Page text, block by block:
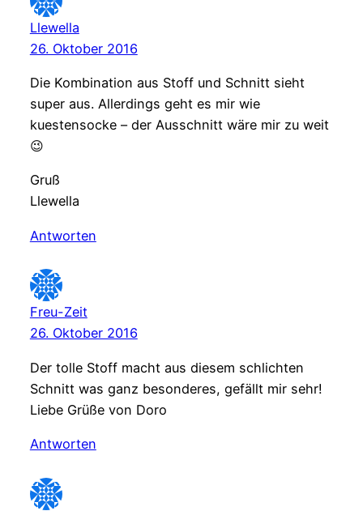
Llewella
26. Oktober 2016
Die Kombination aus Stoff und Schnitt sieht
super aus. Allerdings geht es mir wie
kuestensocke – der Ausschnitt wäre mir zu weit
😉
Gruß
Llewella
Antworten
Freu-Zeit
26. Oktober 2016
Der tolle Stoff macht aus diesem schlichten
Schnitt was ganz besonderes, gefällt mir sehr!
Liebe Grüße von Doro
Antworten